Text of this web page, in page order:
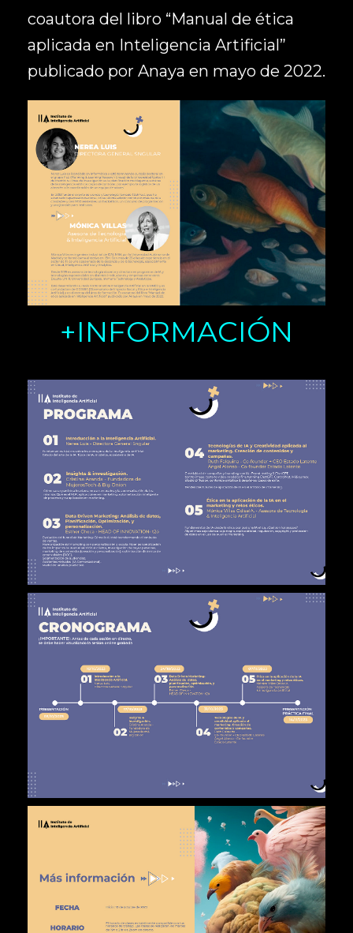
coautora del libro “Manual de ética
aplicada en Inteligencia Artificial”
publicado por Anaya en mayo de 2022.
+INFORMACIÓN